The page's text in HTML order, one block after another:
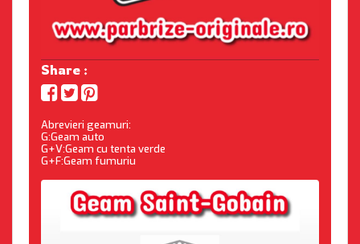
Share :
Abrevieri geamuri:
G:Geam auto
G+V:Geam cu tenta verde
G+F:Geam fumuriu